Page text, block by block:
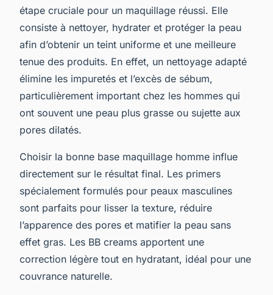
étape cruciale pour un maquillage réussi. Elle
consiste à nettoyer, hydrater et protéger la peau
afin d’obtenir un teint uniforme et une meilleure
tenue des produits. En effet, un nettoyage adapté
élimine les impuretés et l’excès de sébum,
particulièrement important chez les hommes qui
ont souvent une peau plus grasse ou sujette aux
pores dilatés.
Choisir la bonne base maquillage homme influe
directement sur le résultat final. Les primers
spécialement formulés pour peaux masculines
sont parfaits pour lisser la texture, réduire
l’apparence des pores et matifier la peau sans
effet gras. Les BB creams apportent une
correction légère tout en hydratant, idéal pour une
couvrance naturelle.